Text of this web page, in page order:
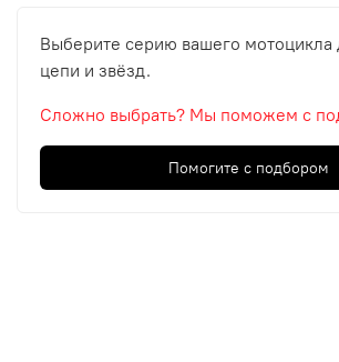
Выберите серию вашего мотоцикла
цепи и звёзд.
Сложно выбрать? Мы поможем с
Помогите с подбором